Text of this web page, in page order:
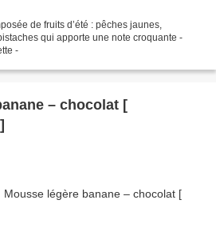
de fruits d’été : pêches jaunes,
qui apporte une note croquante -
-
– chocolat [